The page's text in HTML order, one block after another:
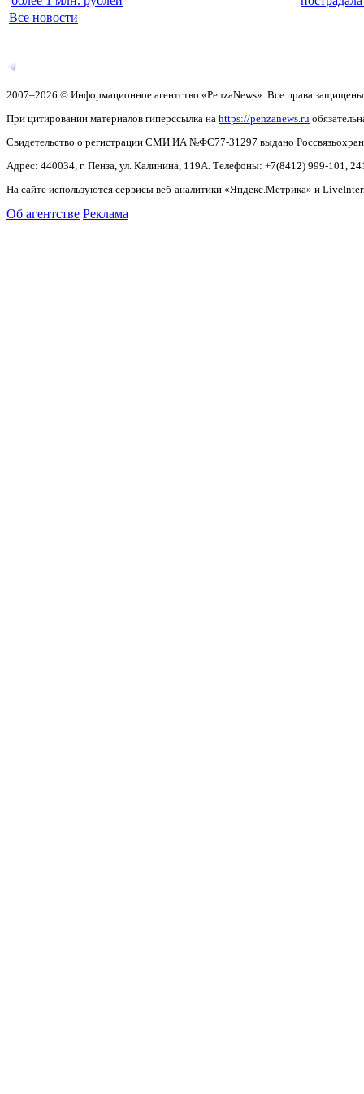
Все новости
2007–2026 © Информационное агентство «PenzaNews». Все права
При цитировании материалов гиперссылка на https://penzanews.ru
Свидетельство о регистрации СМИ ИА №ФС77-31297 выдано
Адрес: 440034, г. Пенза, ул. Калинина, 119А. Телефоны: +7(8412) 999-101,
На сайте используются сервисы веб-аналитики «Яндекс.Метрика» и
Об агентстве Реклама